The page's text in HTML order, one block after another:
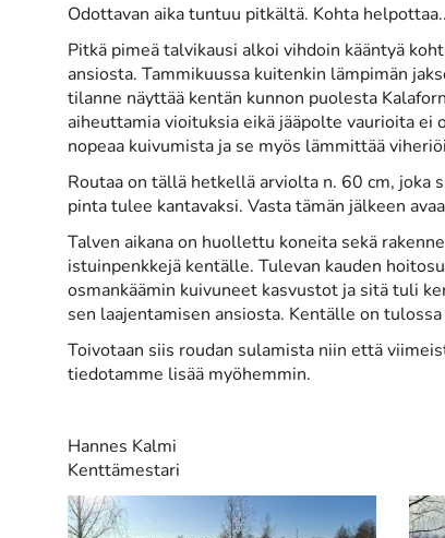
Odottavan aika tuntuu pitkältä. Kohta
Pitkä pimeä talvikausi alkoi vihdoin kääntyä
ansiosta. Tammikuussa kuitenkin lämpimän
tilanne näyttää kentän kunnon puolesta
aiheuttamia vioituksia eikä jääpolte vaurioita
nopeaa kuivumista ja se myös lämmittää
Routaa on tällä hetkellä arviolta n. 60 cm, joka
pinta tulee kantavaksi. Vasta tämän jälkeen
Talven aikana on huollettu koneita sekä
istuinpenkkejä kentälle. Tulevan kauden
osmankäämin kuivuneet kasvustot ja sitä tuli
sen laajentamisen ansiosta. Kentälle on
Toivotaan siis roudan sulamista niin että
tiedotamme lisää myöhemmin.
Hannes Kalmi
​​​​​​​Kenttämestari